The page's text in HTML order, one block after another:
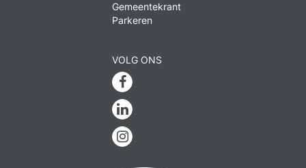
Gemeentekrant
Parkeren
VOLG ONS
Facebook
Linkedin
Instagram